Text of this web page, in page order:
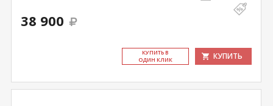
38 900
КУ­ПИТЬ В
ОДИН КЛИК
КУПИТЬ